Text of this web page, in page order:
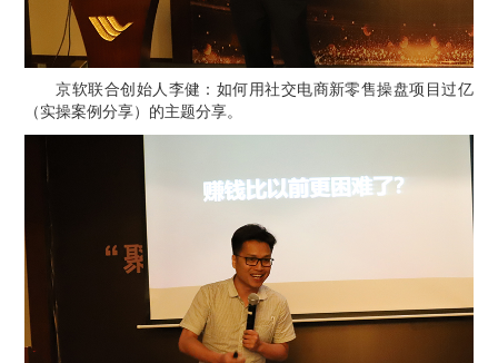
京软联合创始人李健：如何用社交电商新零售操盘项目过亿
（实操案例分享） 的主题分享。